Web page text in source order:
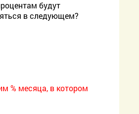
будут
в следующем?
% месяца, в котором